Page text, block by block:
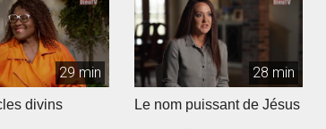
29 min
divins
28 min
Le nom puissant de Jésus